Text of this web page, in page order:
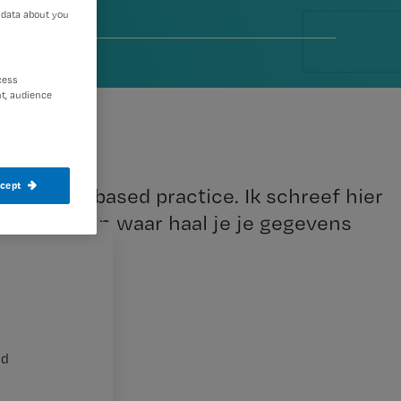
based practice. Ik schreef hier
en waar haal je je gegevens
about you
audience